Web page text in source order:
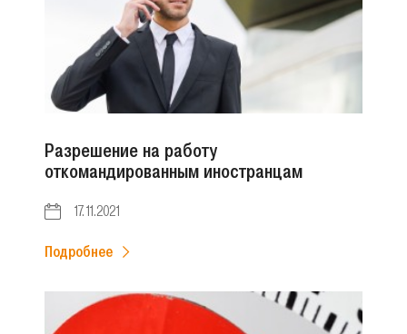
Разрешение на работу
откомандированным иностранцам
17.11.2021
Подробнее